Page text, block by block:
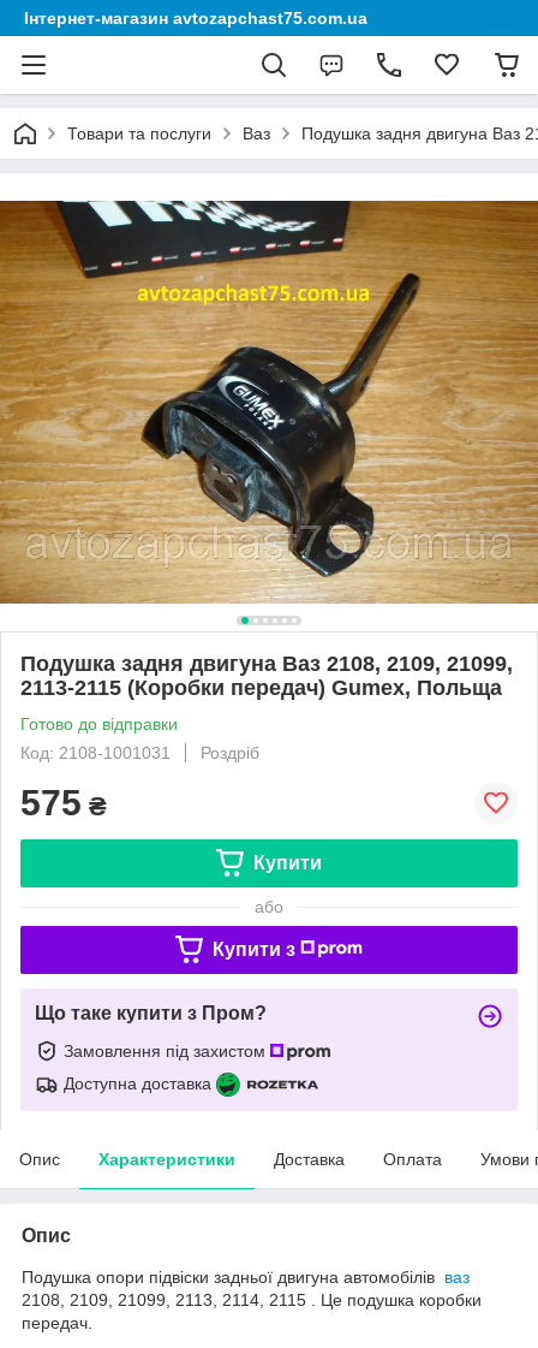
Інтернет-магазин avtozapchast75.com.ua
Товари та послуги Ваз Подушка задня двигуна Ваз
Подушка задня двигуна Ваз 2108, 2109, 21099,
2113-2115 (Коробки передач) Gumex, Польща
Готово до відправки
Код: 2108-1001031
Роздріб
575 ₴
Купити
або
Купити з
Що таке купити з Пром?
Замовлення під захистом
Доступна доставка
Опис Характеристики Доставка Оплата Умови
Опис
Подушка опори підвіски задньої двигуна автомобілів ваз
2108, 2109, 21099, 2113, 2114, 2115 . Це подушка коробки
передач.